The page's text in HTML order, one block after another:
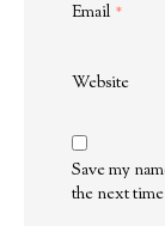
Email *
Website
Save my
the next